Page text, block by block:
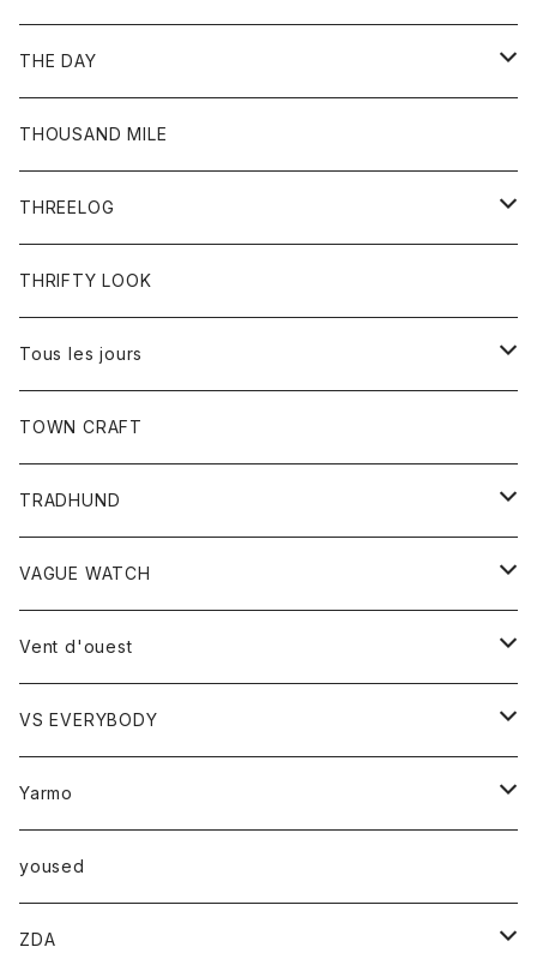
ワンピース
コート
Ｇジャン
ボトム
ジーンズ
ボトム
ショートパンツ
THE DAY
トップス
Tシャツ
THOUSAND MILE
THREELOG
トップス
Tシャツ
THRIFTY LOOK
Tous les jours
トップス
レディース
カットソー
TOWN CRAFT
TRADHUND
セーター
ベスト
VAGUE WATCH
時計
Vent d'ouest
ボトム
スカート
トップス
ベスト
VS EVERYBODY
トップス
Ｔシャツ
Yarmo
アウター
コート
小物
yoused
ZDA